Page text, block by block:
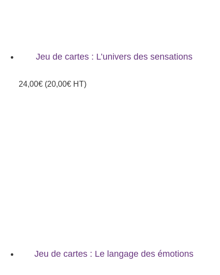
Jeu de cartes : L’univers des sensations
24,00€ (20,00€ HT)
Jeu de cartes : Le langage des émotions